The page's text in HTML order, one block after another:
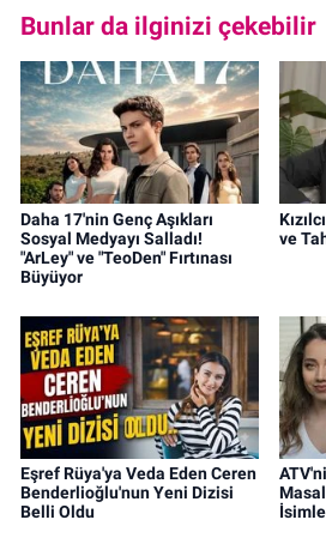
Bunlar da ilginizi çekebilir
Daha 17'nin Genç Aşıkları
Sosyal Medyayı Salladı!
"ArLey" ve "TeoDen" Fırtınası
Büyüyor
ve
Eşref Rüya'ya Veda Eden Ceren
Benderlioğlu'nun Yeni Dizisi
Belli Oldu